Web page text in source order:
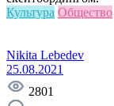
Культура Общество
Nikita Lebedev
25.08.2021
2801